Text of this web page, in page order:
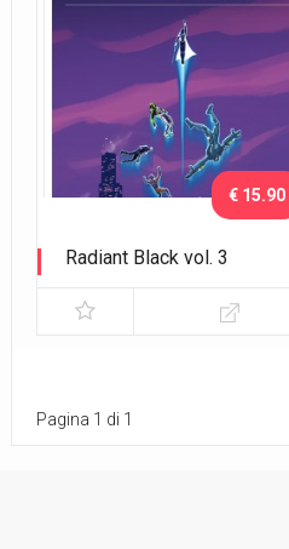
Radiant Black vol. 3
€ 15.90
Pagina 1 di 1